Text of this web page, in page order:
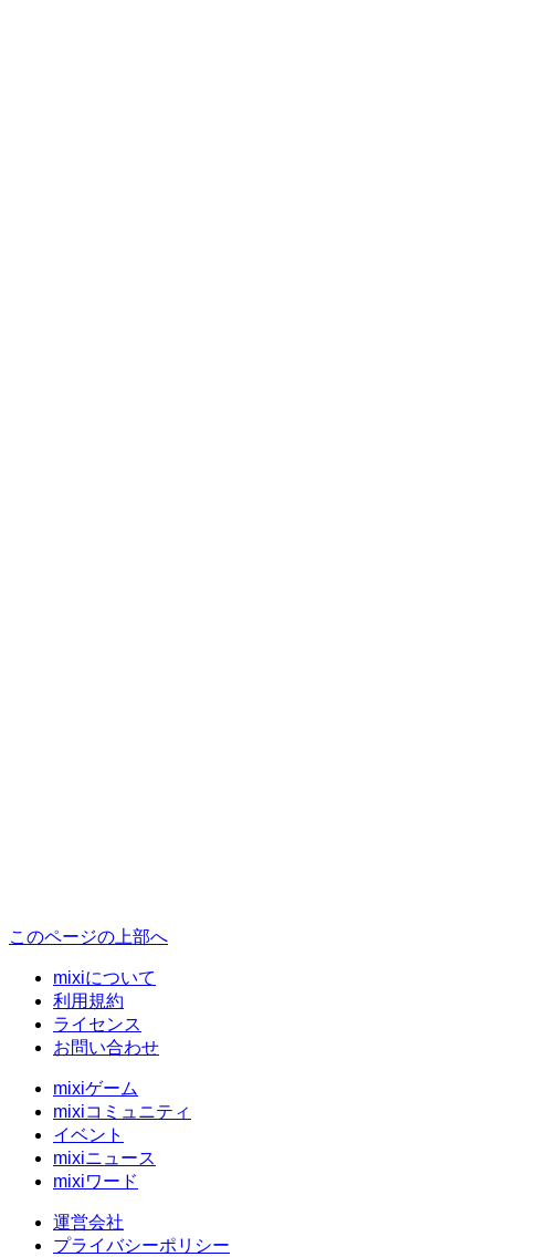
このページの上部へ
mixiについて
利用規約
ライセンス
お問い合わせ
mixiゲーム
mixiコミュニティ
イベント
mixiニュース
mixiワード
運営会社
プライバシーポリシー